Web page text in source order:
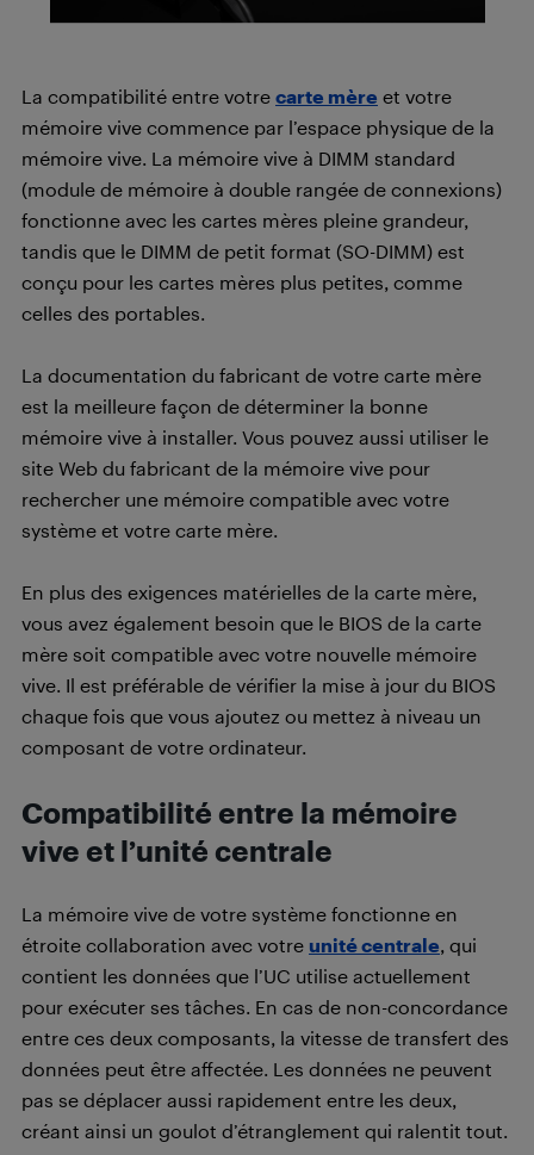
La compatibilité entre votre carte mère et votre
mémoire vive commence par l’espace physique de la
mémoire vive. La mémoire vive à DIMM standard
(module de mémoire à double rangée de connexions)
fonctionne avec les cartes mères pleine grandeur,
tandis que le DIMM de petit format (SO-DIMM) est
conçu pour les cartes mères plus petites, comme
celles des portables.
La documentation du fabricant de votre carte mère
est la meilleure façon de déterminer la bonne
mémoire vive à installer. Vous pouvez aussi utiliser le
site Web du fabricant de la mémoire vive pour
rechercher une mémoire compatible avec votre
système et votre carte mère.
En plus des exigences matérielles de la carte mère,
vous avez également besoin que le BIOS de la carte
mère soit compatible avec votre nouvelle mémoire
vive. Il est préférable de vérifier la mise à jour du BIOS
chaque fois que vous ajoutez ou mettez à niveau un
composant de votre ordinateur.
Compatibilité entre la mémoire
vive et l’unité centrale
La mémoire vive de votre système fonctionne en
étroite collaboration avec votre unité centrale , qui
contient les données que l’UC utilise actuellement
pour exécuter ses tâches. En cas de non-concordance
entre ces deux composants, la vitesse de transfert des
données peut être affectée. Les données ne peuvent
pas se déplacer aussi rapidement entre les deux,
créant ainsi un goulot d’étranglement qui ralentit tout.